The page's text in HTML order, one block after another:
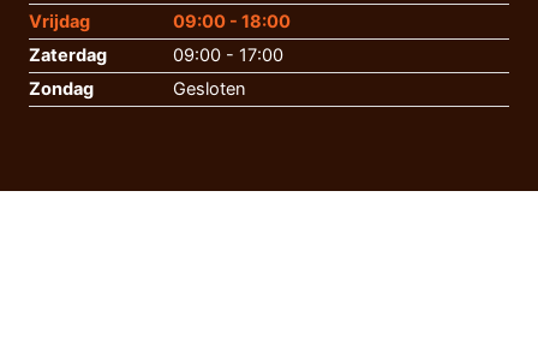
Vrijdag
09:00 - 18:00
Zaterdag
09:00 - 17:00
Zondag
Gesloten